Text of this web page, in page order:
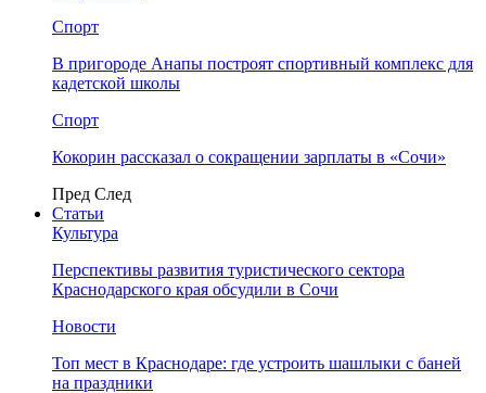
Спорт
В пригороде Анапы построят спортивный комплекс для
кадетской школы
Спорт
Кокорин рассказал о сокращении зарплаты в «Сочи»
Пред След
Статьи
Культура
Перспективы развития туристического сектора
Краснодарского края обсудили в Сочи
Новости
Топ мест в Краснодаре: где устроить шашлыки с баней
на праздники